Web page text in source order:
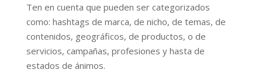
Ten en cuenta que pueden ser categorizados
como: hashtags de marca, de nicho, de temas, de
contenidos, geográficos, de productos, o de
servicios, campañas, profesiones y hasta de
estados de ánimos.